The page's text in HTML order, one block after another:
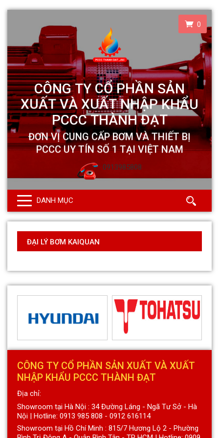
0
0913985808
DANH MỤC
ĐẠI LÝ BƠM KAIQUAN
CÔNG TY CỔ PHẦN SẢN XUẤT VÀ XUẤT
NHẬP KHẨU PCCC THÀNH ĐẠT
Địa chỉ:
Showroom tại Hà Nội : 34 Đường Láng - Ngã Tư Sở - Hà
Nội | Hotline: 0913 985 808 - 0912 616114
Showroom tại Hồ Chí Minh : 815/7 Hương Lộ 2 - Phường